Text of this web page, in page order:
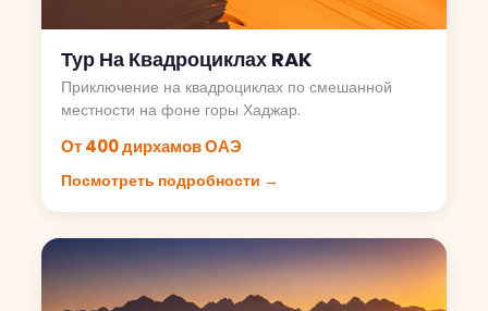
Тур На Квадроциклах RAK
Приключение на квадроциклах по смешанной
местности на фоне горы Хаджар.
От 400 дирхамов ОАЭ
Посмотреть подробности →